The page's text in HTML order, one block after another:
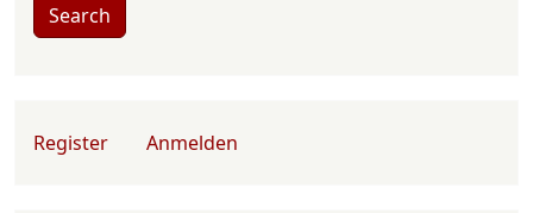
Search
Register Anmelden